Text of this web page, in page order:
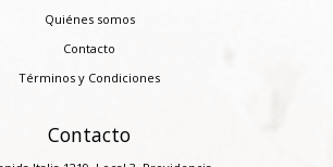
Quiénes somos
Contacto
Términos y Condiciones
Contacto